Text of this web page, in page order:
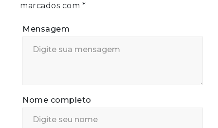
marcados com *
Mensagem
Nome completo